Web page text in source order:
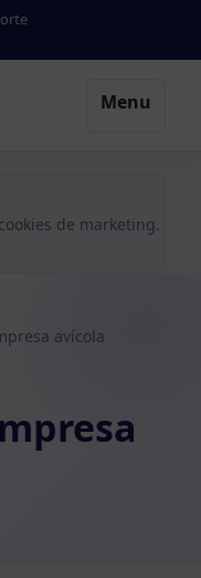
Menu
de marketing.
avícola